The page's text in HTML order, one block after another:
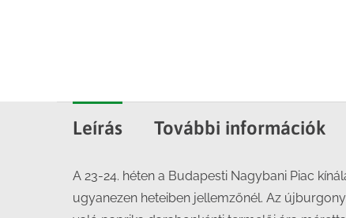
Leírás További információk
A 23-24. héten a Budapesti Nagybani Piac
ugyanezen heteiben jellemzőnél. Az